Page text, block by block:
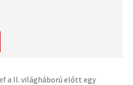
a II. világháború előtt egy